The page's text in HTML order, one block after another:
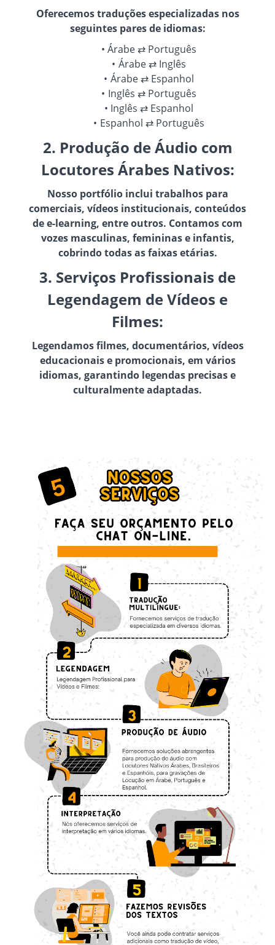
Oferecemos traduções especializadas nos
seguintes pares de idiomas:
Árabe ⇄ Português
Árabe ⇄ Inglês
Árabe ⇄ Espanhol
Inglês ⇄ Português
Inglês ⇄ Espanhol
Espanhol ⇄ Português
2. Produção de Áudio com
Locutores Árabes Nativos:
Nosso portfólio inclui trabalhos para
comerciais, vídeos institucionais, conteúdos
de e-learning, entre outros. Contamos com
vozes masculinas, femininas e infantis,
cobrindo todas as faixas etárias.
3. Serviços Profissionais de
Legendagem de Vídeos e
Filmes:
Legendamos filmes, documentários, vídeos
educacionais e promocionais, em vários
idiomas, garantindo legendas precisas e
culturalmente adaptadas.